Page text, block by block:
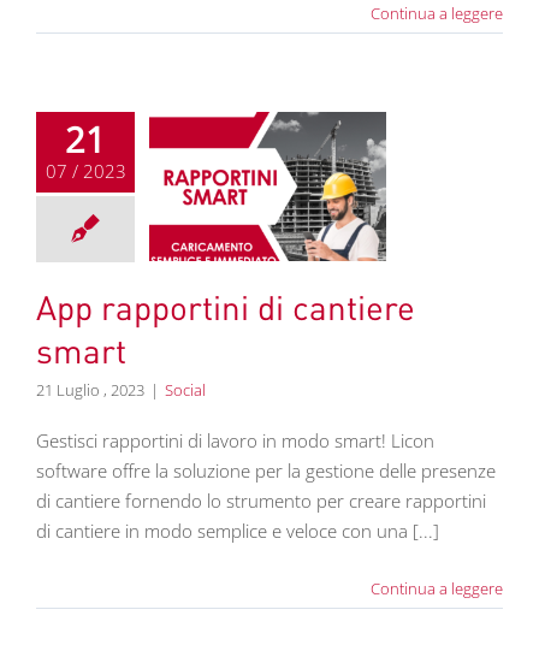
Continua a leggere
21
07 / 2023
di
App rapportini di cantiere
smart
21 Luglio , 2023 | Social
Gestisci rapportini di lavoro in modo smart! Licon
software offre la soluzione per la gestione delle presenze
di cantiere fornendo lo strumento per creare rapportini
di cantiere in modo semplice e veloce con una [...]
Continua a leggere